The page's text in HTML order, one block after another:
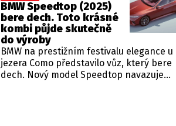
streamování videa, aktualizace přes
internet i platby za parkování. Pod
kapotou se objeví výkonnější hybridy s
novou automatickou převodovkou a
poprvé i plug-in verze s pohonem
předních kol.
BMW Speedtop (2025)
bere dech. Toto krásné
kombi půjde skutečně
do výroby
BMW na prestižním festivalu elegance u
jezera Como představilo vůz, který bere
dech. Nový model Speedtop navazuje